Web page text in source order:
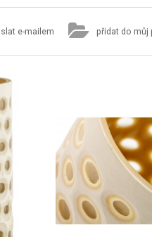
e-mailem přidat do můj